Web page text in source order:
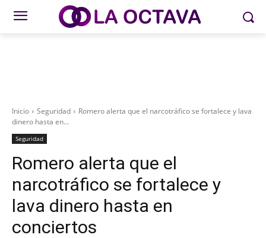
Inicio Seguridad
Romero alerta que el narcotráfico se fortalece y lava
dinero hasta en...
Seguridad
Romero alerta que el
narcotráfico se fortalece y
lava dinero hasta en
conciertos